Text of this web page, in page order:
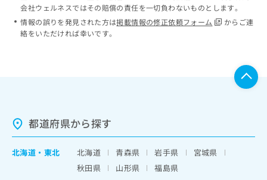
会社ウェルネスではその賠償の責任を一切負わないものとします。
情報の誤りを発見された方は掲載情報の修正依頼フォーム
からご連
絡をいただければ幸いです。
都道府県から探す
北海道 ・ 東北 北海道 青森県 岩手県
宮城県
秋田県
山形県
福島県